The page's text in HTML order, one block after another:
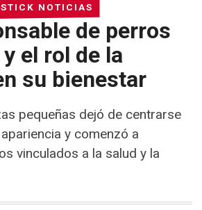
STICK NOTICIAS
de perros
el rol de la
su bienestar
pequeñas dejó de centrarse
y comenzó a
vinculados a la salud y la